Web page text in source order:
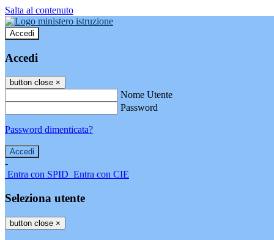
Salta al contenuto
Accedi
Accedi
button close ×
Nome Utente
Password
Password dimenticata?
-
Entra con SPID Entra con CIE
Seleziona utente
button close ×